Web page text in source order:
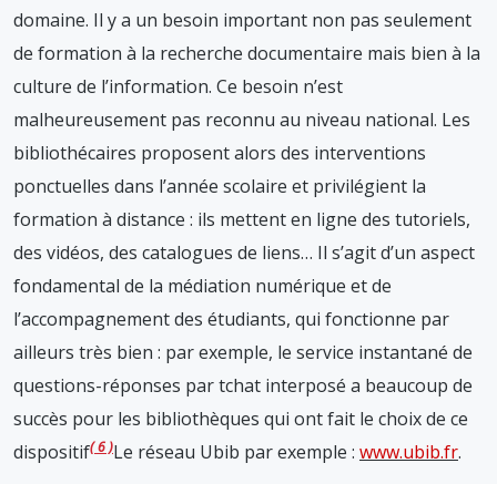
domaine. Il y a un besoin important non pas seulement
de formation à la recherche documentaire mais bien à la
culture de l’information. Ce besoin n’est
malheureusement pas reconnu au niveau national. Les
bibliothécaires proposent alors des interventions
ponctuelles dans l’année scolaire et privilégient la
formation à distance : ils mettent en ligne des tutoriels,
des vidéos, des catalogues de liens… Il s’agit d’un aspect
fondamental de la médiation numérique et de
l’accompagnement des étudiants, qui fonctionne par
ailleurs très bien : par exemple, le service instantané de
questions-réponses par tchat interposé a beaucoup de
succès pour les bibliothèques qui ont fait le choix de ce
dispositif 6 Le réseau Ubib par exemple : www.ubib.fr.